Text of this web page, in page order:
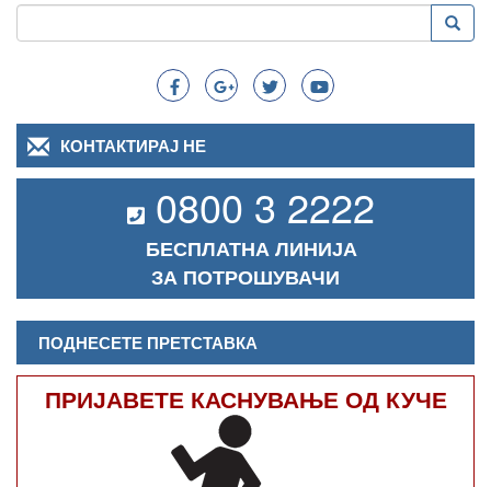
Search
Пребарување
КОНТАКТИРАЈ НЕ
0800 3 2222
БЕСПЛАТНА ЛИНИЈА
ЗА ПОТРОШУВАЧИ
ПОДНЕСЕТЕ ПРЕТСТАВКА
ПРИЈАВЕТЕ КАСНУВАЊЕ ОД КУЧЕ